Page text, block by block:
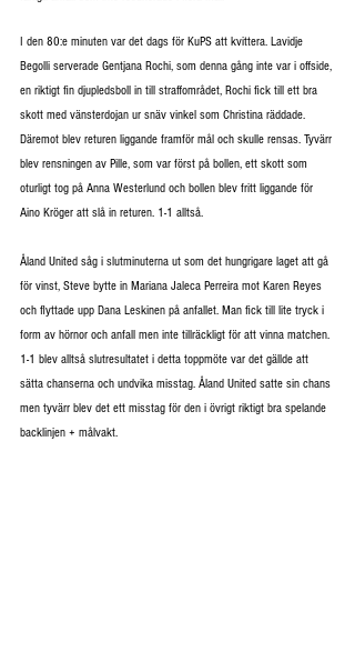
I den 80:e minuten var det dags för KuPS att kvittera. Lavidje
Begolli serverade Gentjana Rochi, som denna gång inte var i offside,
en riktigt fin djupledsboll in till straffområdet, Rochi fick till ett bra
skott med vänsterdojan ur snäv vinkel som Christina räddade.
Däremot blev returen liggande framför mål och skulle rensas. Tyvärr
blev rensningen av Pille, som var först på bollen, ett skott som
oturligt tog på Anna Westerlund och bollen blev fritt liggande för
Aino Kröger att slå in returen. 1-1 alltså.
Åland United såg i slutminuterna ut som det hungrigare laget att gå
för vinst, Steve bytte in Mariana Jaleca Perreira mot Karen Reyes
och flyttade upp Dana Leskinen på anfallet. Man fick till lite tryck i
form av hörnor och anfall men inte tillräckligt för att vinna matchen.
1-1 blev alltså slutresultatet i detta toppmöte var det gällde att
sätta chanserna och undvika misstag. Åland United satte sin chans
men tyvärr blev det ett misstag för den i övrigt riktigt bra spelande
backlinjen + målvakt.